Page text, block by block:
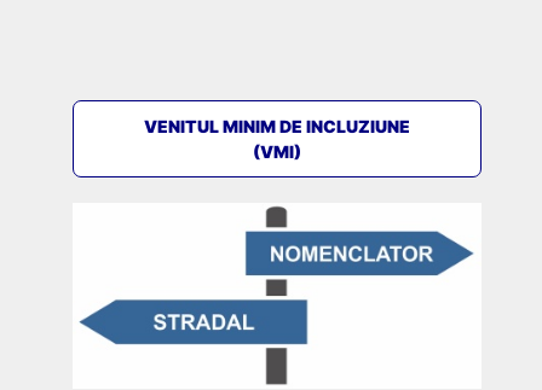
VENITUL MINIM DE INCLUZIUNE
(VMI)